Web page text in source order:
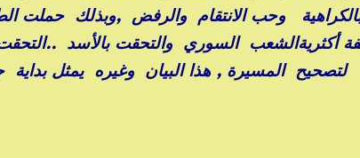
بالكراهية وحب الانتقام والرفض ,وبذلك حملت
أكثريةالشعب السوري والتحقت بالأسد ..التحقت
المسيرة , هذا البيان وغيره يمثل بداية